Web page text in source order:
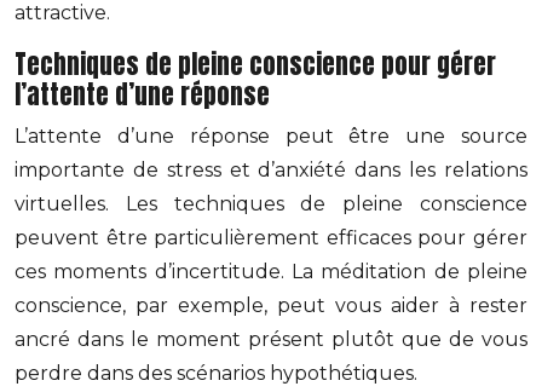
attractive.
Techniques de pleine conscience pour gérer
l’attente d’une réponse
L’attente d’une réponse peut être une source
importante de stress et d’anxiété dans les relations
virtuelles. Les techniques de pleine conscience
peuvent être particulièrement efficaces pour gérer
ces moments d’incertitude. La méditation de pleine
conscience, par exemple, peut vous aider à rester
ancré dans le moment présent plutôt que de vous
perdre dans des scénarios hypothétiques.